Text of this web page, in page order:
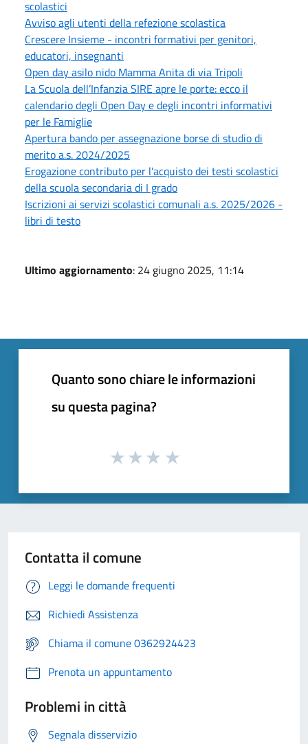
scolastici
Avviso agli utenti della refezione scolastica
Crescere Insieme - incontri formativi per genitori,
educatori, insegnanti
Open day asilo nido Mamma Anita di via Tripoli
La Scuola dell’Infanzia SIRE apre le porte: ecco il
calendario degli Open Day e degli incontri informativi
per le Famiglie
Apertura bando per assegnazione borse di studio di
merito a.s. 2024/2025
Erogazione contributo per l'acquisto dei testi scolastici
della scuola secondaria di I grado
Iscrizioni ai servizi scolastici comunali a.s. 2025/2026 -
libri di testo
Ultimo aggiornamento: 24 giugno 2025, 11:14
Quanto sono chiare le informazioni
su questa pagina?
Contatta il comune
Leggi le domande frequenti
Richiedi Assistenza
Chiama il comune 0362924423
Prenota un appuntamento
Problemi in città
Segnala disservizio